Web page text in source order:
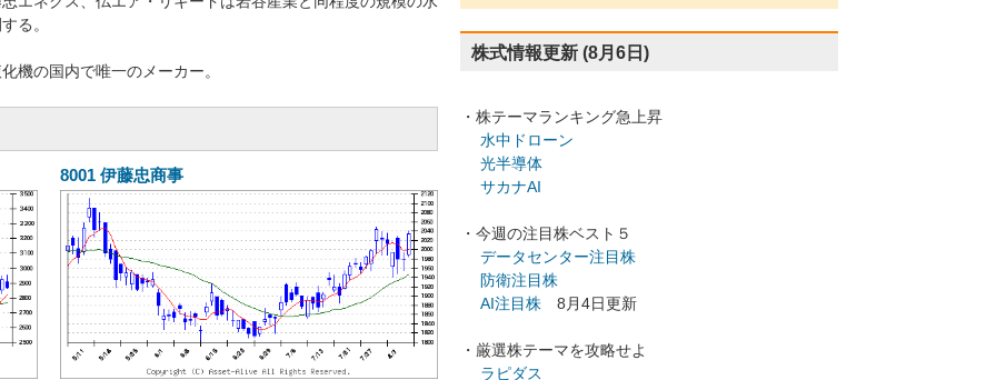
る。
機の国内で唯一のメーカー。
8001 伊藤忠商事
株式情報更新 (8月6日)
・株テーマランキング急上昇
水中ドローン
光半導体
サカナAI
・今週の注目株ベスト５
データセンター注目株
防衛注目株
AI注目株 8月4日更新
・厳選株テーマを攻略せよ
ラピダス